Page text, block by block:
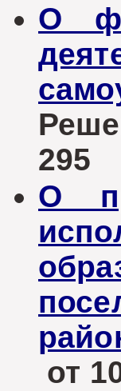
О
295
О
от